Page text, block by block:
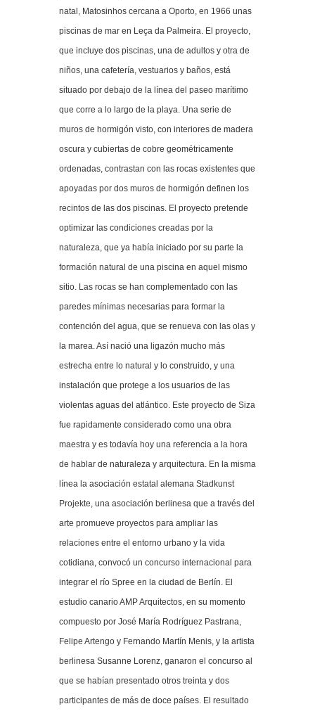
natal, Matosinhos cercana a Oporto, en 1966 unas
piscinas de mar en Leça da Palmeira. El proyecto,
que incluye dos piscinas, una de adultos y otra de
niños, una cafetería, vestuarios y baños, está
situado por debajo de la línea del paseo marítimo
que corre a lo largo de la playa. Una serie de
muros de hormigón visto, con interiores de madera
oscura y cubiertas de cobre geométricamente
ordenadas, contrastan con las rocas existentes que
apoyadas por dos muros de hormigón definen los
recintos de las dos piscinas. El proyecto pretende
optimizar las condiciones creadas por la
naturaleza, que ya había iniciado por su parte la
formación natural de una piscina en aquel mismo
sitio. Las rocas se han complementado con las
paredes mínimas necesarias para formar la
contención del agua, que se renueva con las olas y
la marea. Así nació una ligazón mucho más
estrecha entre lo natural y lo construido, y una
instalación que protege a los usuarios de las
violentas aguas del atlántico. Este proyecto de Siza
fue rapidamente considerado como una obra
maestra y es todavía hoy una referencia a la hora
de hablar de naturaleza y arquitectura. En la misma
línea la asociación estatal alemana Stadkunst
Projekte, una asociación berlinesa que a través del
arte promueve proyectos para ampliar las
relaciones entre el entorno urbano y la vida
cotidiana, convocó un concurso internacional para
integrar el río Spree en la ciudad de Berlín. El
estudio canario AMP Arquitectos, en su momento
compuesto por José María Rodríguez Pastrana,
Felipe Artengo y Fernando Martín Menis, y la artista
berlinesa Susanne Lorenz, ganaron el concurso al
que se habían presentado otros treinta y dos
participantes de más de doce países. El resultado